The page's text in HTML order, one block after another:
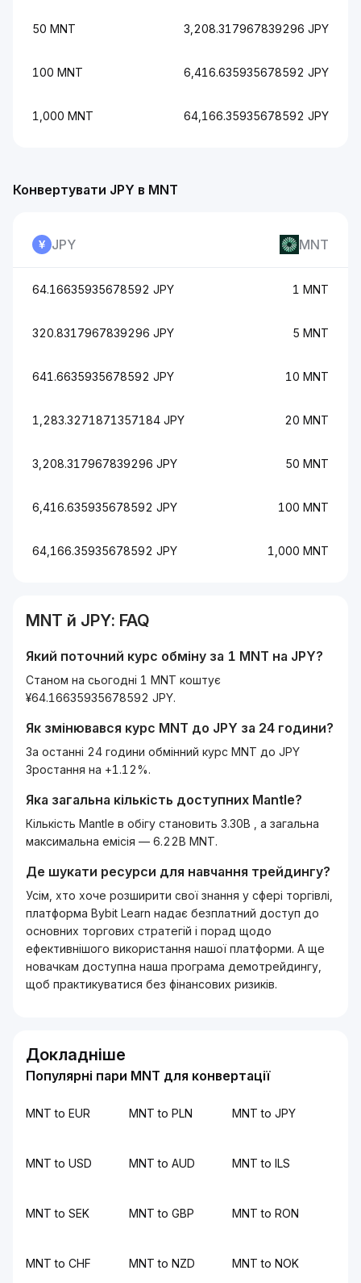
50 MNT 3,208.317967839296 JPY
100 MNT 6,416.635935678592 JPY
1,000 MNT 64,166.35935678592 JPY
Конвертувати JPY в MNT
JPY MNT
64.16635935678592 JPY 1 MNT
320.8317967839296 JPY 5 MNT
641.6635935678592 JPY 10 MNT
1,283.3271871357184 JPY 20 MNT
3,208.317967839296 JPY 50 MNT
6,416.635935678592 JPY 100 MNT
64,166.35935678592 JPY 1,000 MNT
MNT й JPY: FAQ
Який поточний курс обміну за 1 MNT на JPY?
Станом на сьогодні 1 MNT коштує
¥64.16635935678592 JPY.
Як змінювався курс MNT до JPY за 24 години?
За останні 24 години обмінний курс MNT до JPY
Зростання на +1.12%.
Яка загальна кількість доступних Mantle?
Кількість Mantle в обігу становить 3.30B , а загальна
максимальна емісія — 6.22B MNT.
Де шукати ресурси для навчання трейдингу?
Усім, хто хоче розширити свої знання у сфері торгівлі,
платформа Bybit Learn надає безплатний доступ до
основних торгових стратегій і порад щодо
ефективнішого використання нашої платформи. А ще
новачкам доступна наша програма демотрейдингу,
щоб практикуватися без фінансових ризиків.
Докладніше
Популярні пари MNT для конвертації
MNT to EUR MNT to PLN MNT to JPY
MNT to USD MNT to AUD MNT to ILS
MNT to SEK MNT to GBP MNT to RON
MNT to CHF MNT to NZD MNT to NOK